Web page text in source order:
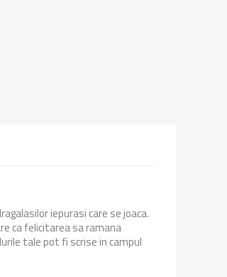
iepurasi care se joaca.
ca felicitarea sa ramana
tale pot fi scrise in campul